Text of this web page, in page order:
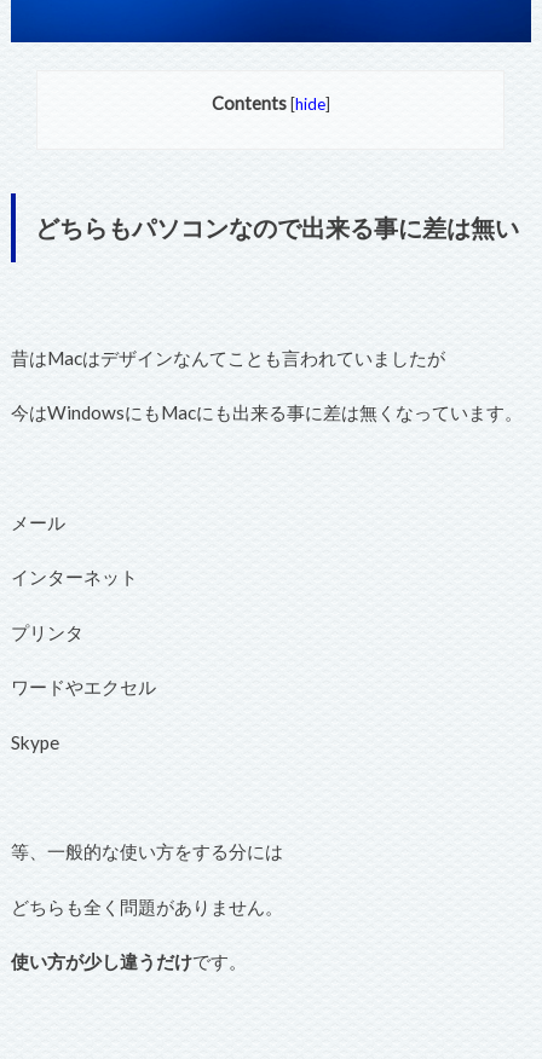
Contents [hide]
どちらもパソコンなので出来る事に差は無い
昔はMacはデザインなんてことも言われていましたが
今はWindowsにもMacにも出来る事に差は無くなっています。
メール
インターネット
プリンタ
ワードやエクセル
Skype
等、一般的な使い方をする分には
どちらも全く問題がありません。
使い方が少し違うだけです。